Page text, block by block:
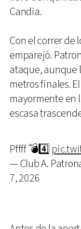
Candia.
Con el correr de
emparejó.
ataque, aunque
metros finales.
mayormente en
escasa
Pffff 💣4️⃣
— Club A.
7, 2026